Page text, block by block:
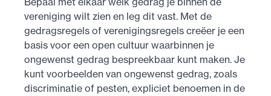
vereniging wilt zien en leg dit vast. Met de
gedragsregels of verenigingsregels creëer je een
basis voor een open cultuur waarbinnen je
ongewenst gedrag bespreekbaar kunt maken. Je
kunt voorbeelden van ongewenst gedrag, zoals
discriminatie of pesten, expliciet benoemen in de